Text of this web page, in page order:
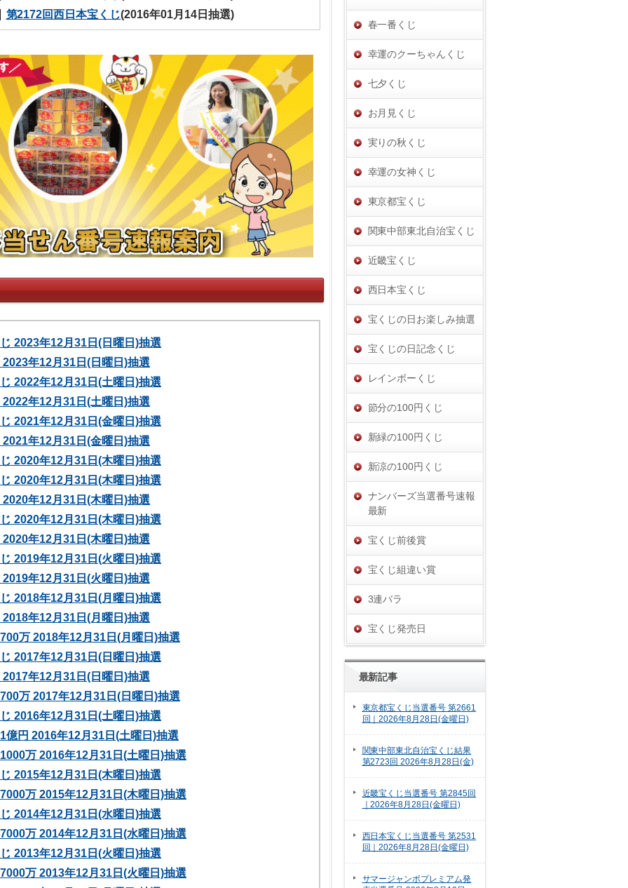
第2172回西日本宝くじ(2016年01月14日抽選)
2023年12月31日(日曜日)抽選
年12月31日(日曜日)抽選
2022年12月31日(土曜日)抽選
年12月31日(土曜日)抽選
2021年12月31日(金曜日)抽選
年12月31日(金曜日)抽選
2020年12月31日(木曜日)抽選
2020年12月31日(木曜日)抽選
年12月31日(木曜日)抽選
2020年12月31日(木曜日)抽選
年12月31日(木曜日)抽選
2019年12月31日(火曜日)抽選
年12月31日(火曜日)抽選
2018年12月31日(月曜日)抽選
年12月31日(月曜日)抽選
万 2018年12月31日(月曜日)抽選
2017年12月31日(日曜日)抽選
年12月31日(日曜日)抽選
万 2017年12月31日(日曜日)抽選
2016年12月31日(土曜日)抽選
億円 2016年12月31日(土曜日)抽選
万 2016年12月31日(土曜日)抽選
2015年12月31日(木曜日)抽選
万 2015年12月31日(木曜日)抽選
2014年12月31日(水曜日)抽選
万 2014年12月31日(水曜日)抽選
2013年12月31日(火曜日)抽選
万 2013年12月31日(火曜日)抽選
春一番くじ
幸運のクーちゃんくじ
七夕くじ
お月見くじ
実りの秋くじ
幸運の女神くじ
東京都宝くじ
関東中部東北自治宝くじ
近畿宝くじ
西日本宝くじ
宝くじの日お楽しみ抽選
宝くじの日記念くじ
レインボーくじ
節分の100円くじ
新緑の100円くじ
新涼の100円くじ
ナンバーズ当選番号速報
最新
宝くじ前後賞
宝くじ組違い賞
3連バラ
宝くじ発売日
最新記事
東京都宝くじ当選番号 第2661
回｜2026年8月28日(金曜日)
関東中部東北自治宝くじ結果
第2723回 2026年8月28日(金)
近畿宝くじ当選番号 第2845回
｜2026年8月28日(金曜日)
西日本宝くじ当選番号 第2531
回｜2026年8月28日(金曜日)
サマージャンボプレミアム発